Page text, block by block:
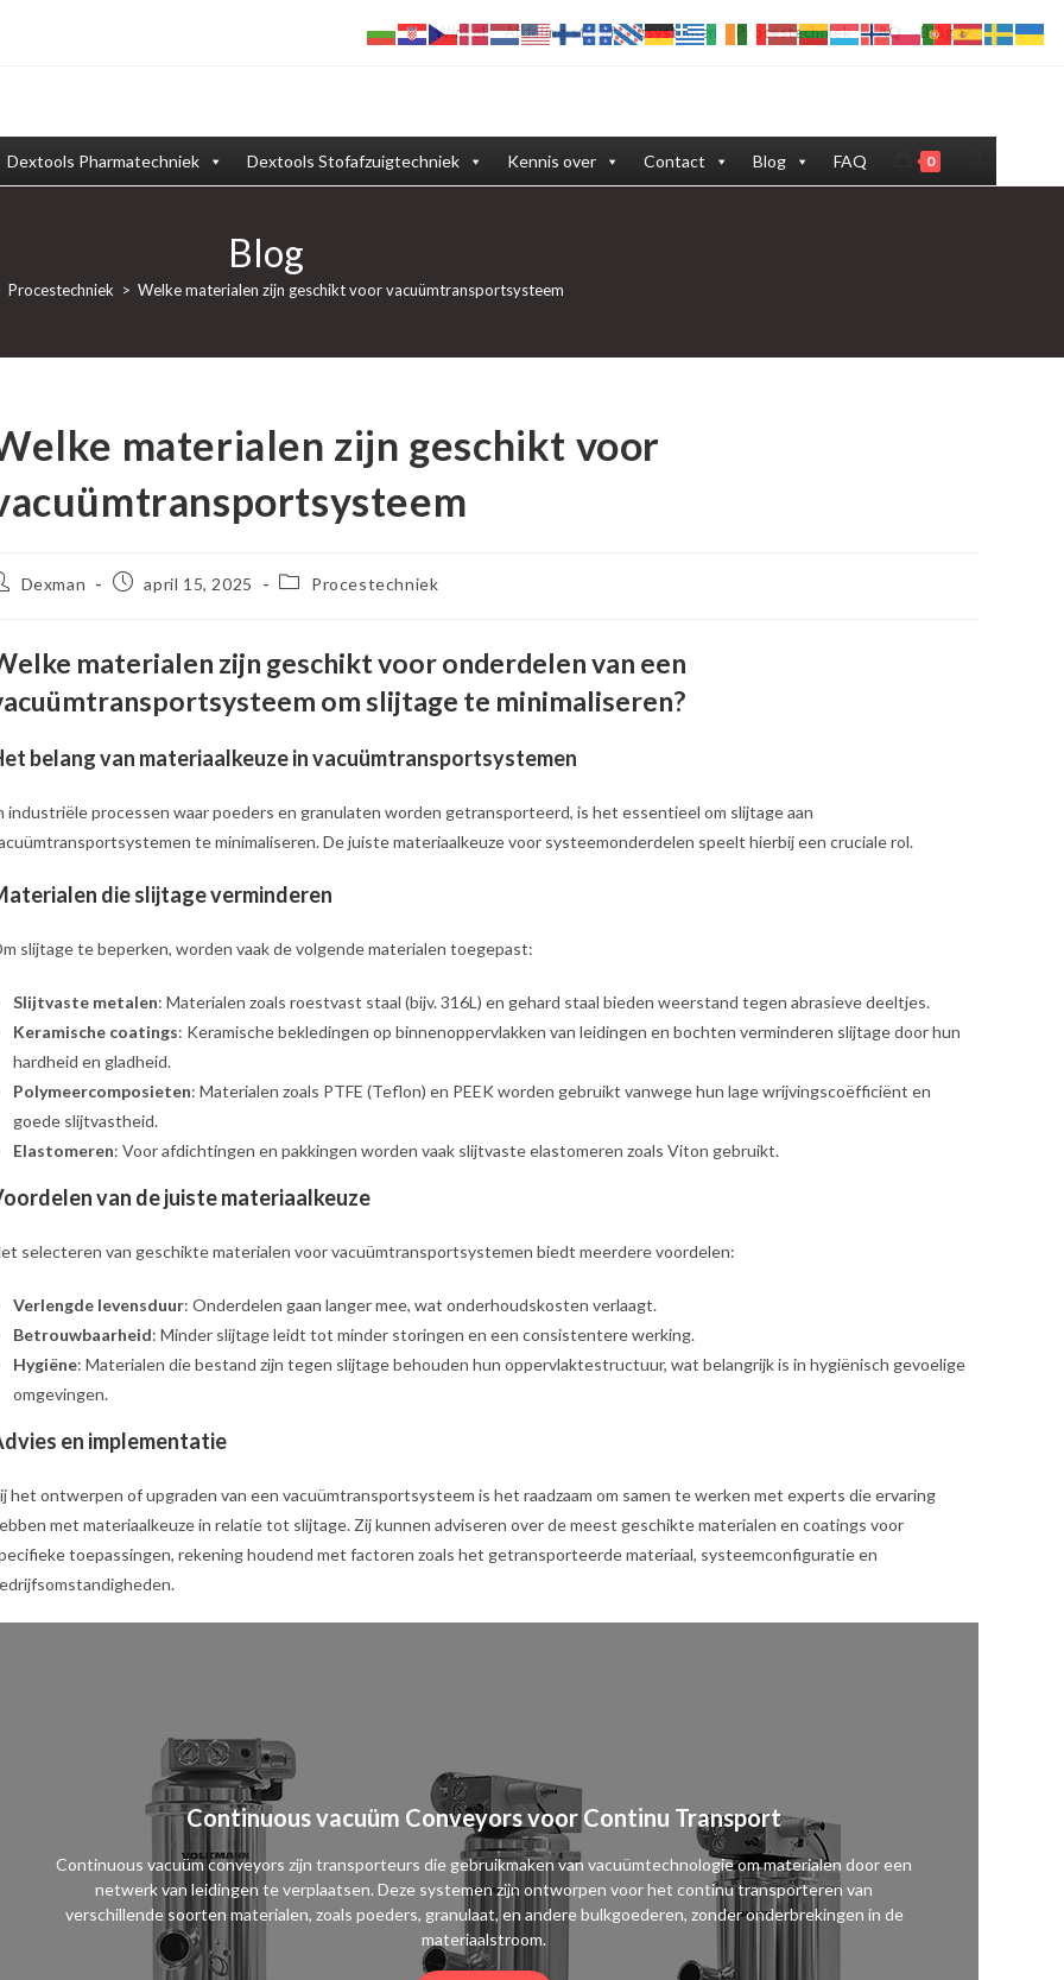
Winkel Afdeling stofafzuigsystemen Procestechniek FAQ Blog
Dextools Pharmatechniek Dextools Stofafzuigtechniek Kennis over Contact Blog FAQ 0
Blog
Procestechniek > Welke materialen zijn geschikt voor vacuümtransportsysteem
materialen zijn geschikt voor
Dexman
Berichtapril 15, 2025 Berichtcategorie:
Procestechniek
materialen zijn geschikt voor onderdelen van een
om slijtage te minimaliseren?
belang van materiaalkeuze in vacuümtransportsystemen
industriële processen waar poeders en granulaten worden getransporteerd, is het essentieel om slijtage aan
te minimaliseren. De juiste materiaalkeuze voor systeemonderdelen speelt hierbij een cruciale rol.​
die slijtage verminderen
slijtage te beperken, worden vaak de volgende materialen toegepast:​
Slijtvaste metalen: Materialen zoals roestvast staal (bijv. 316L) en gehard staal bieden weerstand tegen abrasieve deeltjes.​
Keramische coatings: Keramische bekledingen op binnenoppervlakken van leidingen en bochten verminderen slijtage door hun
hardheid en gladheid.​
Polymeercomposieten: Materialen zoals PTFE (Teflon) en PEEK worden gebruikt vanwege hun lage wrijvingscoëfficiënt en
goede slijtvastheid.​
Elastomeren: Voor afdichtingen en pakkingen worden vaak slijtvaste elastomeren zoals Viton gebruikt.​
van de juiste materiaalkeuze
selecteren van geschikte materialen voor vacuümtransportsystemen biedt meerdere voordelen:​
Verlengde levensduur: Onderdelen gaan langer mee, wat onderhoudskosten verlaagt.​
Betrouwbaarheid: Minder slijtage leidt tot minder storingen en een consistentere werking.​
Hygiëne: Materialen die bestand zijn tegen slijtage behouden hun oppervlaktestructuur, wat belangrijk is in hygiënisch gevoelige
omgevingen.​
en implementatie
het ontwerpen of upgraden van een vacuümtransportsysteem is het raadzaam om samen te werken met experts die ervaring
met materiaalkeuze in relatie tot slijtage. Zij kunnen adviseren over de meest geschikte materialen en coatings voor
toepassingen, rekening houdend met factoren zoals het getransporteerde materiaal, systeemconfiguratie en
Continuous vacuüm Conveyors voor Continu Transport
Continuous vacuüm conveyors zijn transporteurs die gebruikmaken van vacuümtechnologie om materialen door een
netwerk van leidingen te verplaatsen. Deze systemen zijn ontworpen voor het continu transporteren van
verschillende soorten materialen, zoals poeders, granulaat, en andere bulkgoederen, zonder onderbrekingen in de
materiaalstroom.